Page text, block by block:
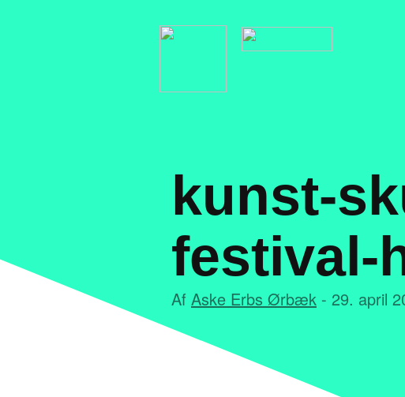
kunst-
festival-
Af Aske Erbs Ørbæk - 29. april